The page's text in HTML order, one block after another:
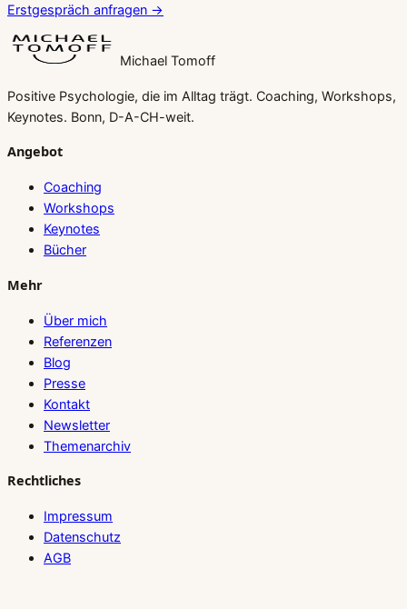
Erstgespräch anfragen →
Michael Tomoff
Positive Psychologie, die im Alltag trägt. Coaching, Workshops,
Keynotes. Bonn, D-A-CH-weit.
Angebot
Coaching
Workshops
Keynotes
Bücher
Mehr
Über mich
Referenzen
Blog
Presse
Kontakt
Newsletter
Themenarchiv
Rechtliches
Impressum
Datenschutz
AGB